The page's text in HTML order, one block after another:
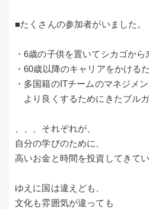
■たくさんの参加者がいました。
・6歳の子供を置いてシカゴから
・60歳以降のキャリアをかける
・多国籍のITチームのマネジメ
より良くするためにきたブルガ
、、、それぞれが、
自分の学びのために、
高いお金と時間を投資してきてい
ゆえに国は違えども、
文化も雰囲気が違っても